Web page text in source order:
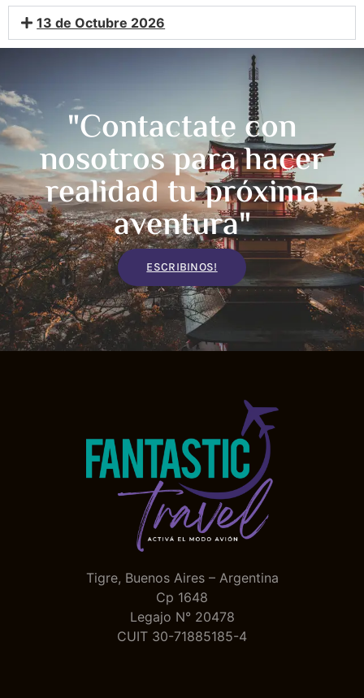
13 de Octubre 2026
"Contactate con
nosotros para hacer
realidad tu próxima
aventura"
ESCRIBINOS!
Tigre, Buenos Aires – Argentina
Cp 1648
Legajo N° 20478
CUIT 30-71885185-4